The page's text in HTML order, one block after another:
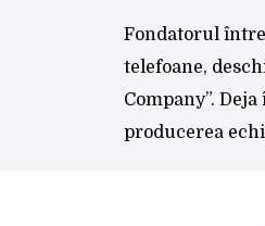
Fondatorul
telefoane,
Company”.
producerea